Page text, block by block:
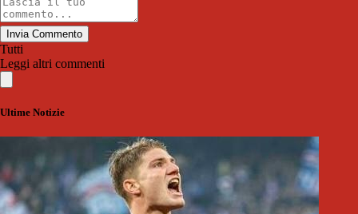
Invia Commento
Tutti
Leggi altri commenti
Ultime Notizie